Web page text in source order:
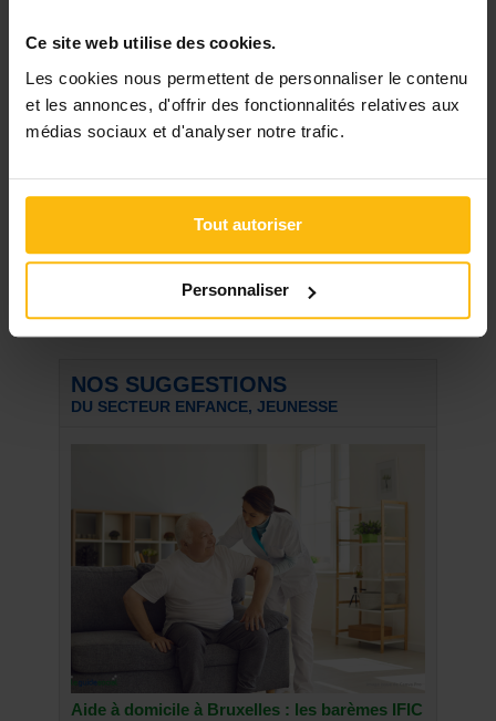
Ce site web utilise des cookies.
Les cookies nous permettent de personnaliser le contenu
et les annonces, d'offrir des fonctionnalités relatives aux
médias sociaux et d'analyser notre trafic.
Tout autoriser
Personnaliser
Existe depuis plus de 30 ...
Concevoir et animer une formation en milieu
Vous intervenez en milieu scolaire et souhaitez
renforcer vos ...
!!! NOUVELLE SESSION OUVERTE A
BRUXELLES !!! L' Observatoire du ...
Voir toutes les discussions
NOS SUGGESTIONS
DU SECTEUR ENFANCE, JEUNESSE
Aide à domicile à Bruxelles : les barèmes IFIC